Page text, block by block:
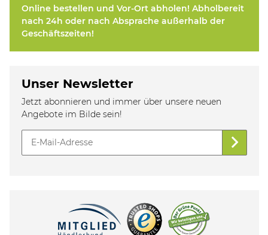
Online bestellen und Vor-Ort abholen! Abholbereit
nach 24h oder nach Absprache außerhalb der
Geschäftszeiten!
Unser Newsletter
Jetzt abonnieren und immer über unsere neuen
Angebote im Bilde sein!